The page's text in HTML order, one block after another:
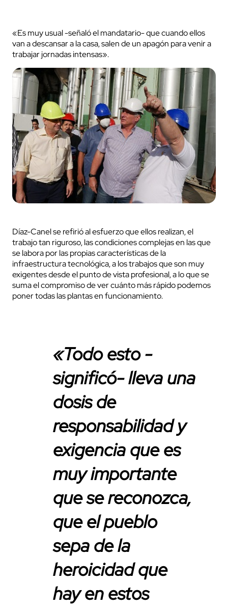
«Es muy usual -señaló el mandatario- que cuando ellos
van a descansar a la casa, salen de un apagón para venir a
trabajar jornadas intensas».
Díaz-Canel se refirió al esfuerzo que ellos realizan, el
trabajo tan riguroso, las condiciones complejas en las que
se labora por las propias características de la
infraestructura tecnológica, a los trabajos que son muy
exigentes desde el punto de vista profesional, a lo que se
suma el compromiso de ver cuánto más rápido podemos
poner todas las plantas en funcionamiento.
«Todo esto -
significó- lleva una
dosis de
responsabilidad y
exigencia que es
muy importante
que se reconozca,
que el pueblo
sepa de la
heroicidad que
hay en estos